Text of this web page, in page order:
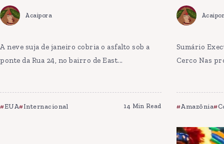
Acaipora
A neve suja de janeiro cobria o asfalto sob a
ponte da Rua 24, no bairro de East...
EUA Internacional 14 Min Read
Sumário
Cerco Nas
Amazônia